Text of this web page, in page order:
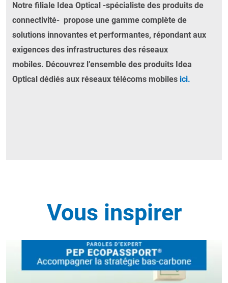
Notre filiale Idea Optical -spécialiste des produits de
connectivité- propose une gamme complète de
solutions innovantes et performantes, répondant aux
exigences des infrastructures des réseaux
mobiles. Découvrez l’ensemble des produits Idea
Optical dédiés aux réseaux télécoms mobiles ici.
Vous inspirer